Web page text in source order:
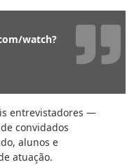
watch?
entrevistadores —
convidados
alunos e
atuação.